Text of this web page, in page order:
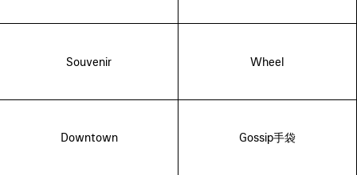
Souvenir Wheel
Downtown Gossip手袋